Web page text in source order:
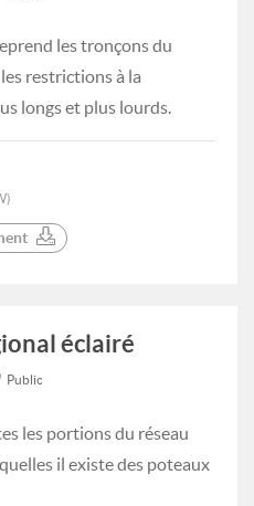
les tronçons du
restrictions à la
longs et plus lourds.
éclairé
Public
les portions du réseau
il existe des poteaux